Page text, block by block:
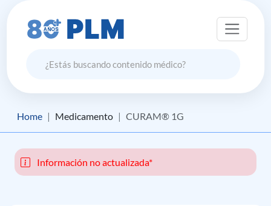
Home Medicamento CURAM® 1G
Información no actualizada*